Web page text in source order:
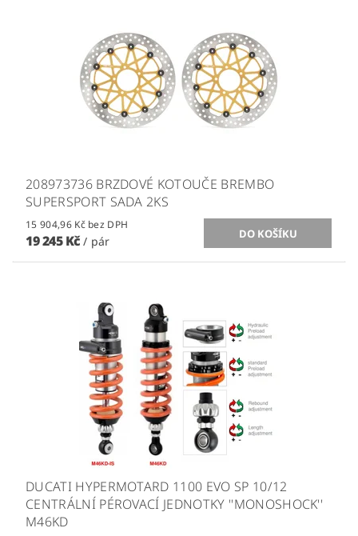
208973736 BRZDOVÉ KOTOUČE BREMBO
SUPERSPORT SADA 2KS
15 904,96 Kč bez DPH
19 245 Kč/ pár
DUCATI HYPERMOTARD 1100 EVO SP 10/12
CENTRÁLNÍ PÉROVACÍ JEDNOTKY ''MONOSHOCK''
M46KD